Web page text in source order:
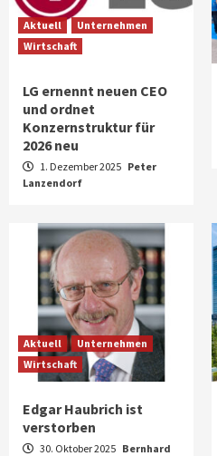
Aktuell
Unternehmen
Wirtschaft
LG ernennt neuen CEO
und ordnet
Konzernstruktur für
2026 neu
1. Dezember 2025 Peter
Lanzendorf
Aktuell
Unternehmen
Wirtschaft
Edgar Haubrich ist
verstorben
30. Oktober 2025 Bernhard